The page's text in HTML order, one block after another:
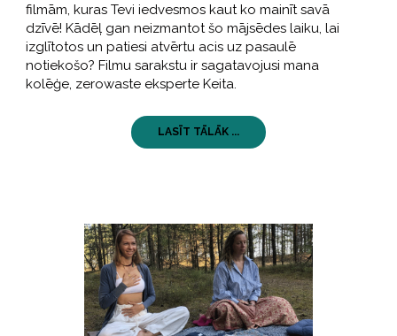
filmām, kuras Tevi iedvesmos kaut ko mainīt savā
dzīvē! Kādēļ gan neizmantot šo mājsēdes laiku, lai
izglītotos un patiesi atvērtu acis uz pasaulē
notiekošo? Filmu sarakstu ir sagatavojusi mana
kolēģe, zerowaste eksperte Keita.
LASĪT TĀLĀK ...